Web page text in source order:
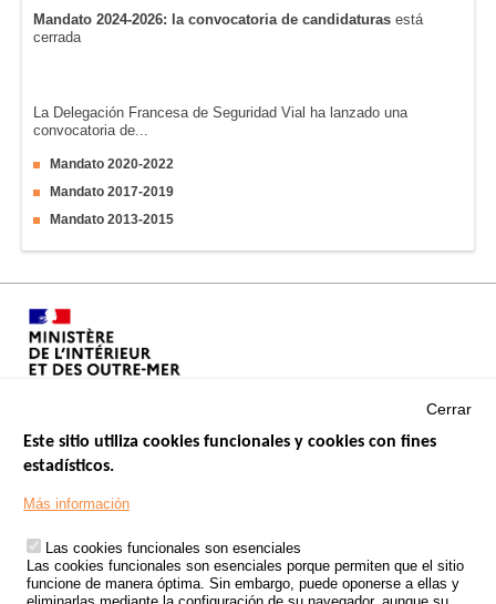
Mandato 2024-2026: la convocatoria de candidaturas está
cerrada
La Delegación Francesa de Seguridad Vial ha lanzado una
convocatoria de...
Mandato 2020-2022
Mandato 2017-2019
Mandato 2013-2015
Footer
TRATAMIENTO DE DATOS PERSONALES PROCEDENTES DE
ACCIDENTES DE TRÁFICO
Cerrar
Este sitio utiliza cookies funcionales y cookies con fines
estadísticos.
Más información
Las cookies funcionales son esenciales
Las cookies funcionales son esenciales porque permiten que el sitio
funcione de manera óptima. Sin embargo, puede oponerse a ellas y